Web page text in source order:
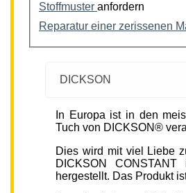
Stoffmuster anfordern
Reparatur einer zerissenen
DICKSON
In Europa ist in den
Tuch von DICKSON®
Dies wird mit viel Liebe
DICKSON CONSTANT
hergestellt. Das Produkt